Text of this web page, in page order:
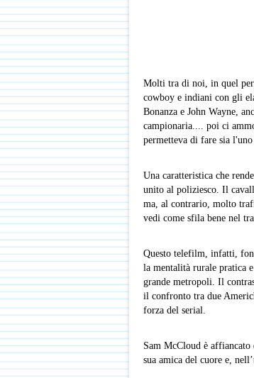
Molti tra di noi, in quel
cowboy e indiani con gli
Bonanza e John Wayne,
campionaria.... poi ci
permetteva di fare sia
Una caratteristica che
unito al poliziesco. Il
ma, al contrario, molto
vedi come sfila bene nel
Questo telefilm, infatti,
la mentalità rurale pratica
grande metropoli. Il
il confronto tra due
forza del serial.
Sam McCloud è
sua amica del cuore e,